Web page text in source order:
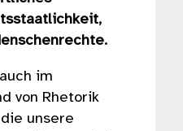
im
von Rhetorik
unsere